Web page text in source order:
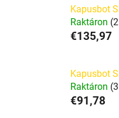
Kapusbot
Raktáron
€135,97
Kapusbot
Raktáron
€91,78